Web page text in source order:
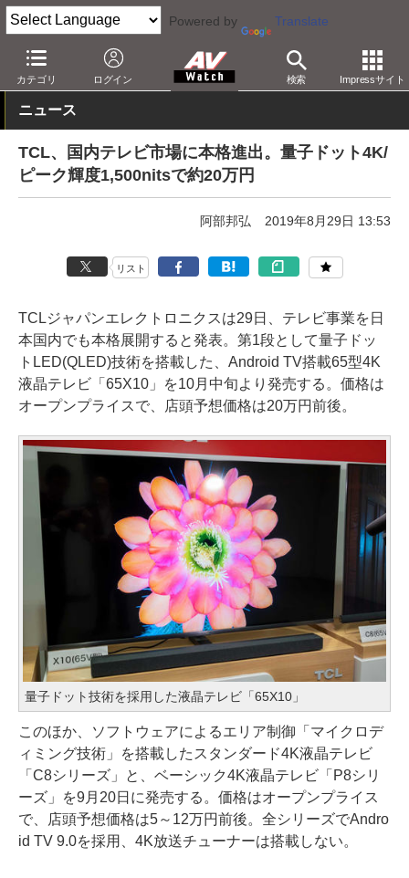
Powered by Translate
カテゴリ ログイン 検索 Impressサイト
AV Watch 製品 テレビ 4K
ニュース
TCL、国内テレビ市場に本格進出。量子ドット4K/
ピーク輝度1,500nitsで約20万円
阿部邦弘 2019年8月29日 13:53
リスト
TCLジャパンエレクトロニクスは29日、テレビ事業を日
本国内でも本格展開すると発表。第1段として量子ドッ
トLED(QLED)技術を搭載した、Android TV搭載65型4K
液晶テレビ「65X10」を10月中旬より発売する。価格は
オープンプライスで、店頭予想価格は20万円前後。
量子ドット技術を採用した液晶テレビ「65X10」
このほか、ソフトウェアによるエリア制御「マイクロデ
ィミング技術」を搭載したスタンダード4K液晶テレビ
「C8シリーズ」と、ベーシック4K液晶テレビ「P8シリ
ーズ」を9月20日に発売する。価格はオープンプライス
で、店頭予想価格は5～12万円前後。全シリーズでAndro
id TV 9.0を採用、4K放送チューナーは搭載しない。